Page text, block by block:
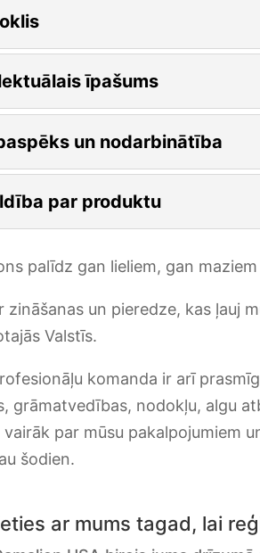
īpašums
un nodarbinātība
par produktu
palīdz gan lieliem, gan
zināšanas un pieredze, kas ļauj
Valstīs.
komanda ir arī
grāmatvedības, nodokļu, algu
par mūsu pakalpojumiem
šodien.
ar mums tagad, lai